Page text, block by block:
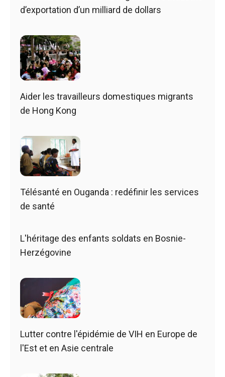
d’exportation d’un milliard de dollars
Aider les travailleurs domestiques migrants
de Hong Kong
Télésanté en Ouganda : redéfinir les services
de santé
L'héritage des enfants soldats en Bosnie-
Herzégovine
Lutter contre l'épidémie de VIH en Europe de
l'Est et en Asie centrale